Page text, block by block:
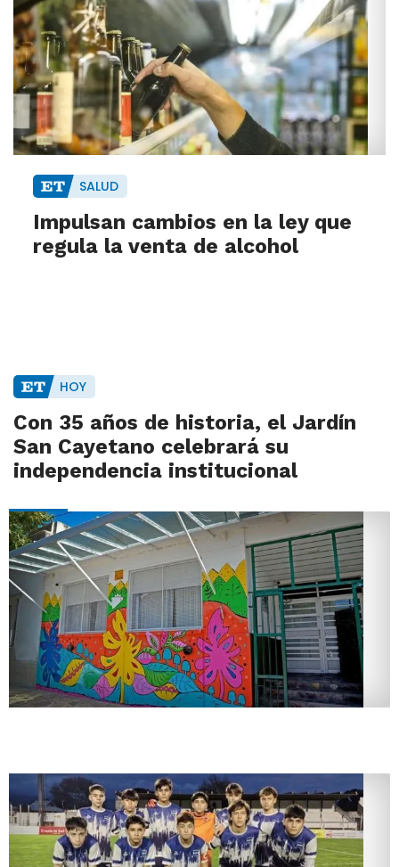
SALUD
Impulsan cambios en la ley que
regula la venta de alcohol
HOY
Con 35 años de historia, el Jardín
San Cayetano celebrará su
independencia institucional